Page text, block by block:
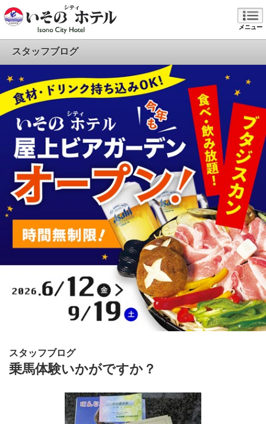
メニュー
スタッフブログ
スタッフブログ
乗馬体験いかがですか？